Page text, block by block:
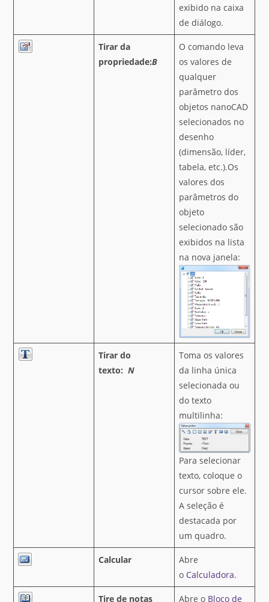
exibido na caixa
de diálogo.
Tirar da
propriedade:B
O comando leva
os valores de
qualquer
parâmetro dos
objetos nanoCAD
selecionados no
desenho
(dimensão, líder,
tabela, etc.).Os
valores dos
parâmetros do
objeto
selecionado são
exibidos na lista
na nova janela:
Tirar do
texto: N
Toma os valores
da linha única
selecionada ou
do texto
multilinha:
Para selecionar
texto, coloque o
cursor sobre ele.
A seleção é
destacada por
um quadro.
Calcular
Abre
o Calculadora.
Tire de notas Abre o Bloco de